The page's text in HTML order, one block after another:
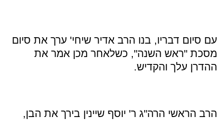
עם סיום דבריו, בנו הרב אדיר שיחי' ערך את סיום
מסכת "ראש השנה", כשלאחר מכן אמר את
ההדרן עלך והקדיש.
הרב הראשי הרה"ג ר' יוסף שיינין בירך את הבן,